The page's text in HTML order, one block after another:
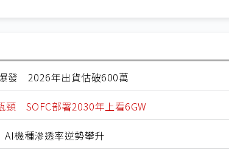
發 2026年出貨估破600萬
頸 SOFC部署2030年上看6GW
機種滲透率逆勢攀升